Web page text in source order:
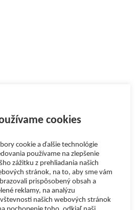
cookies
cookie a ďalšie technológie
používame na zlepšenie
zážitku z prehliadania našich
stránok, na to, aby sme vám
prispôsobený obsah a
reklamy, na analýzu
našich webových stránok